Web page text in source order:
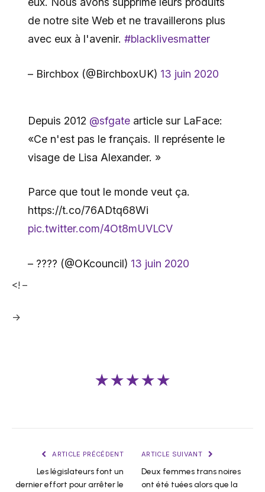
de notre site Web et ne travaillerons plus
avec eux à l'avenir. #blacklivesmatter
– Birchbox (@BirchboxUK) 13 juin 2020
Depuis 2012 @sfgatearticle sur LaFace:
«Ce n'est pas le français. Il représente le
visage de Lisa Alexander. »
Parce que tout le monde veut ça.
https://t.co/76ADtq68Wi
pic.twitter.com/4Ot8mUVLCV
– ???? (@OKcouncil) 13 juin 2020
<! –
->
★★★★★
ARTICLE PRÉCÉDENT
Les législateurs font un
dernier effort pour arrêter le
ARTICLE SUIVANT
Deux femmes trans noires
ont été tuées alors que la